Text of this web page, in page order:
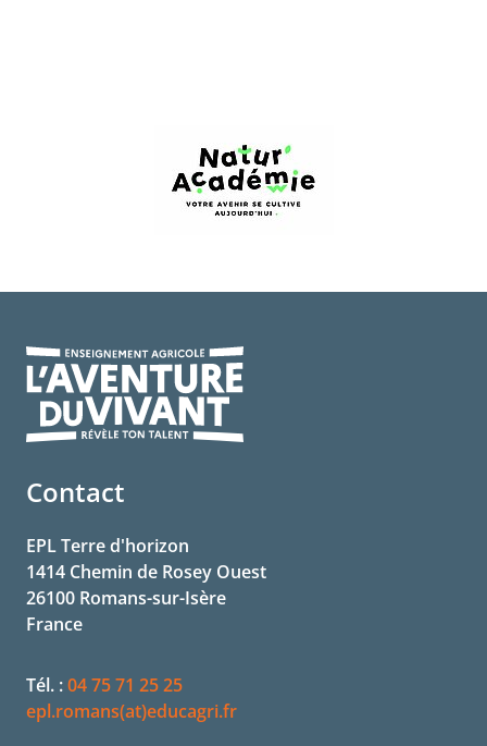
Contact
EPL Terre d'horizon
1414 Chemin de Rosey Ouest
26100 Romans-sur-Isère
France
Tél. :04 75 71 25 25
epl.romans(at)educagri.fr